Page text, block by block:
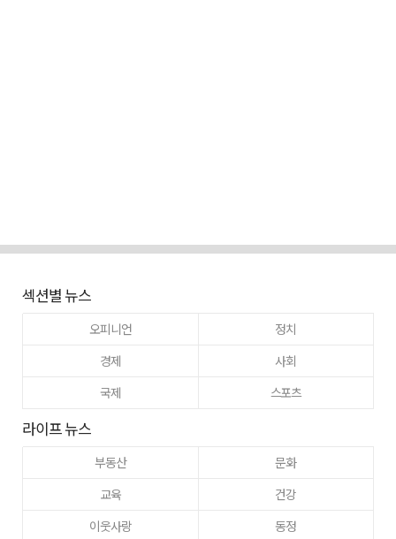
섹션별 뉴스
오피니언
정치
경제
사회
국제
스포츠
라이프 뉴스
부동산
문화
교육
건강
이웃사랑
동정